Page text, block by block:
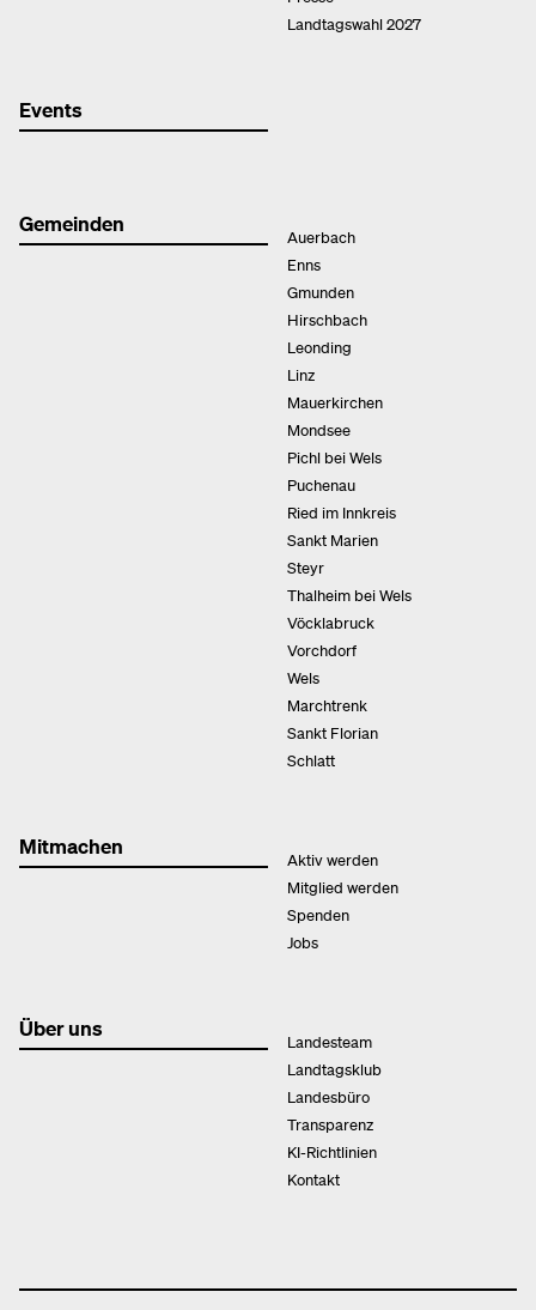
Landtagswahl 2027
Events
Gemeinden
Auerbach
Enns
Gmunden
Hirschbach
Leonding
Linz
Mauerkirchen
Mondsee
Pichl bei Wels
Puchenau
Ried im Innkreis
Sankt Marien
Steyr
Thalheim bei Wels
Vöcklabruck
Vorchdorf
Wels
Marchtrenk
Sankt Florian
Schlatt
Mitmachen
Aktiv werden
Mitglied werden
Spenden
Jobs
Über uns
Landesteam
Landtagsklub
Landesbüro
Transparenz
KI-Richtlinien
Kontakt